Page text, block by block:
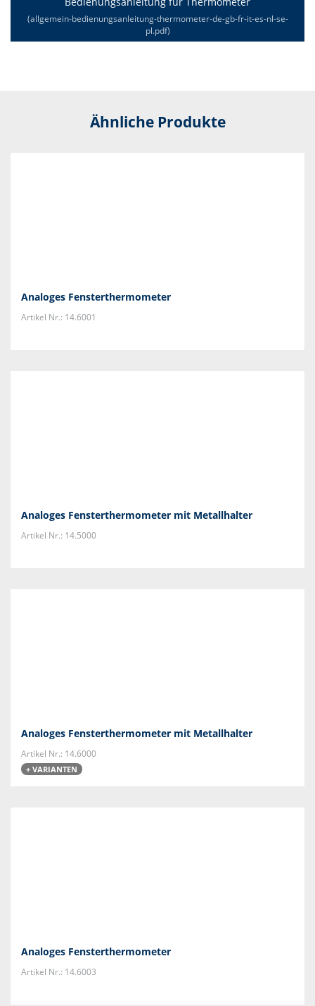
(allgemein-bedienungsanleitung-thermometer-de-gb-fr-it-es-nl-se-
pl.pdf)
Ähnliche Produkte
Analoges Fensterthermometer
Artikel Nr.: 14.6001
Analoges Fensterthermometer mit Metallhalter
Artikel Nr.: 14.5000
Analoges Fensterthermometer mit Metallhalter
Artikel Nr.: 14.6000
+ VARIANTEN
Analoges Fensterthermometer
Artikel Nr.: 14.6003